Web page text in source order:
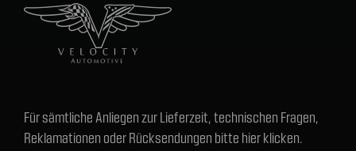
Für sämtliche Anliegen zur Lieferzeit, technischen Fragen,
Reklamationen oder Rücksendungen bitte hier klicken.